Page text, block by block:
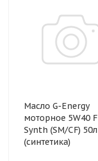
Масло G-Energy
моторное 5W40 F
Synth (SM/CF) 50л
(синтетика)